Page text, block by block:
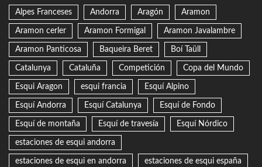
Alpes Franceses Andorra Aragón Aramon
Aramon cerler Aramon Formigal Aramon Javalambre
Aramon Panticosa Baqueira Beret Boí Taüll
Catalunya Cataluña Competición Copa del Mundo
Esqui Aragon esqui francia Esquí Alpino
Esquí Andorra Esquí Catalunya Esquí de Fondo
Esquí de montaña Esquí de travesía Esquí Nórdico
estaciones de esqui andorra
estaciones de esqui en andorra estaciones de esqui españa